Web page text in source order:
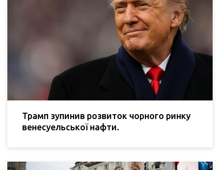
Трамп зупинив розвиток чорного ринку
венесуельської нафти.